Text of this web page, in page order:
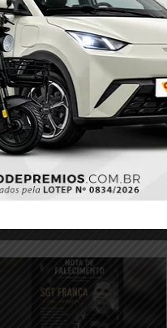
dois homens por tráfico de
Hércules II em Itaituba